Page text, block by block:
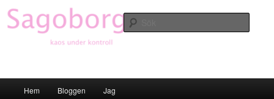
Hoppa
till
primärt
Hem Bloggen Jag